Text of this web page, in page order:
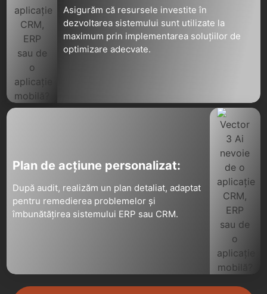
Asigurăm că resursele investite în
dezvoltarea sistemului sunt utilizate la
maximum prin implementarea soluțiilor de
optimizare adecvate.
Plan de acțiune personalizat:
După audit, realizăm un plan detaliat, adaptat
pentru remedierea problemelor și
îmbunătățirea sistemului ERP sau CRM.